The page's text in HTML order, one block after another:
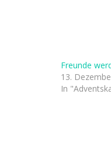
Freunde
13.
In